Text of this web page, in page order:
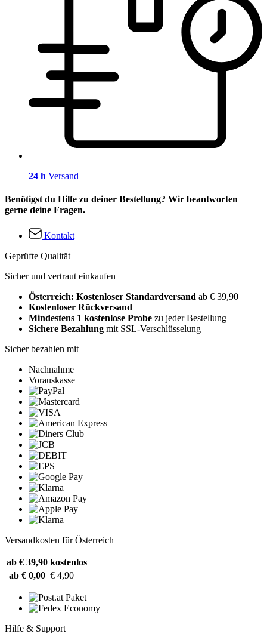
24 h Versand
Benötigst du Hilfe zu deiner Bestellung? Wir beantworten
gerne deine Fragen.
Kontakt
Geprüfte Qualität
Sicher und vertraut einkaufen
Österreich: Kostenloser Standardversand ab € 39,90
Kostenloser Rückversand
Mindestens 1 kostenlose Probe zu jeder Bestellung
Sichere Bezahlung mit SSL-Verschlüsselung
Sicher bezahlen mit
Nachnahme
Vorauskasse
Versandkosten für Österreich
ab € 39,90 kostenlos
ab € 0,00 € 4,90
Hilfe & Support